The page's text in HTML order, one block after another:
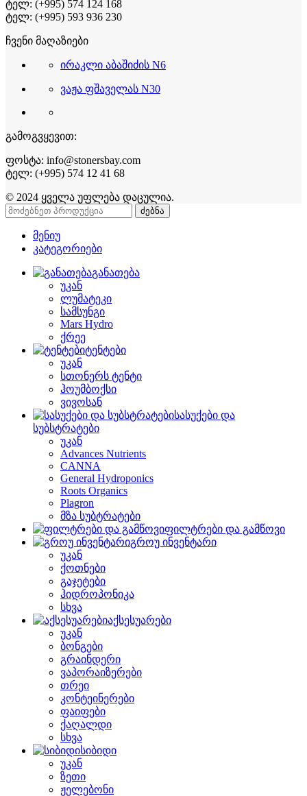
ტელ: (+995) 574 124 168
ტელ: (+995) 593 936 230
ჩვენი მაღაზიები
ირაკლი აბაშიძის N6
ვაჟა ფშაველას N30
გამოგვყევით:
ფოსტა: info@stonersbay.com
ტელ: (+995) 574 12 41 68
© 2024 ყველა უფლება დაცულია.
ძებნა
მენიუ
კატეგორიები
განათება
უკან
ლუმატეკი
სამსუნგი
Mars Hydro
ქრეე
ტენტები
უკან
სთონერს ტენტი
ჰოუმბოქსი
ვივოსან
სასუქები და
სუბსტრატები
უკან
Advances Nutrients
CANNA
General Hydroponics
Roots Organics
Plagron
მზა სუბტრატები
ფილტრები და გამწოვი
გროუ ინვენტარი
უკან
ქოთნები
გაჯეტები
ჰიდროპონიკა
სხვა
აქსესუარები
უკან
ბონგები
გრაინდერი
ვაპორაიზერები
თრეი
კონტეინერები
ფაიფები
ქაღალდი
სხვა
სიბიდი
უკან
ზეთი
ჟელებონი